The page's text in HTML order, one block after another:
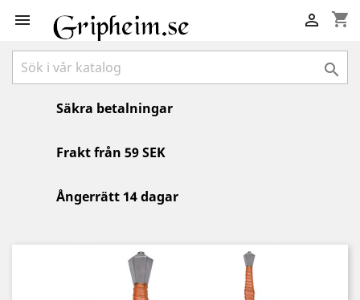
 shopping_cart


Säkra betalningar
Frakt från 59 SEK
Ångerrätt 14 dagar